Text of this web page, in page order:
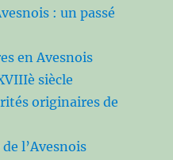
: un passé
en Avesnois
siècle
originaires de
l’Avesnois